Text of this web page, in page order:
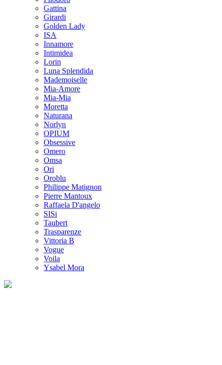
Gattina
Girardi
Golden Lady
ISA
Innamore
Intimidea
Lorin
Luna Splendida
Mademoiselle
Mia-Amore
Mia-Mia
Moretta
Naturana
Norlyn
OPIUM
Obsessive
Omero
Omsa
Ori
Oroblu
Philippe Matignon
Pierre Mantoux
Raffaela D'angelo
SISi
Taubert
Trasparenze
Vittoria B
Vogue
Voila
Ysabel Mora